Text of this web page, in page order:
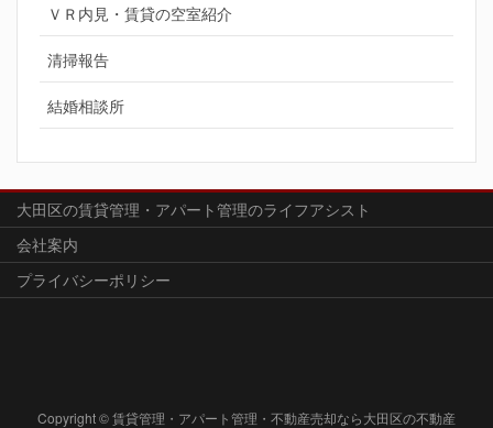
ＶＲ内見・賃貸の空室紹介
清掃報告
結婚相談所
大田区の賃貸管理・アパート管理のライフアシスト
会社案内
プライバシーポリシー
Copyright © 賃貸管理・アパート管理・不動産売却なら大田区の不動産